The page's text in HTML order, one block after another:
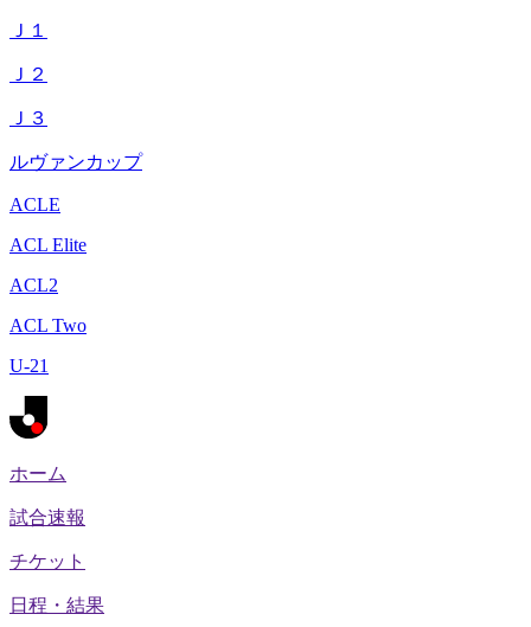
Ｊ１
Ｊ２
Ｊ３
ルヴァンカップ
ACLE
ACL Elite
ACL2
ACL Two
U-21
ホーム
試合速報
チケット
日程・結果